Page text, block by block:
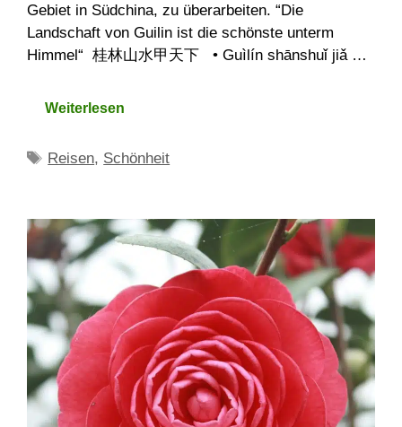
Gebiet in Südchina, zu überarbeiten. “Die
Landschaft von Guilin ist die schönste unterm
Himmel“ 桂林山水甲天下 • Guìlín shānshuǐ jiǎ …
Weiterlesen
Schlagwörter
Reisen, Schönheit